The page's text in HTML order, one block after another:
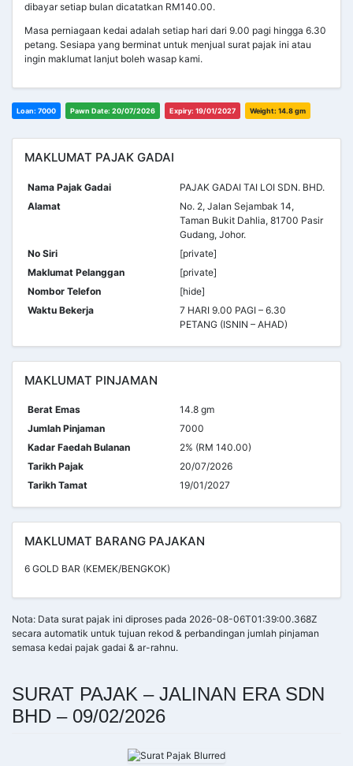
dibayar setiap bulan dicatatkan RM140.00.
Masa perniagaan kedai adalah setiap hari dari 9.00 pagi hingga 6.30
petang. Sesiapa yang berminat untuk menjual surat pajak ini atau
ingin maklumat lanjut boleh wasap kami.
Loan: 7000 Pawn Date: 20/07/2026 Expiry: 19/01/2027 Weight: 14.8 gm
MAKLUMAT PAJAK GADAI
Nama Pajak Gadai
PAJAK GADAI TAI LOI SDN. BHD.
Alamat
No. 2, Jalan Sejambak 14,
Taman Bukit Dahlia, 81700 Pasir
Gudang, Johor.
No Siri
[private]
Maklumat Pelanggan
[private]
Nombor Telefon
[hide]
Waktu Bekerja
7 HARI 9.00 PAGI – 6.30
PETANG (ISNIN – AHAD)
MAKLUMAT PINJAMAN
Berat Emas
14.8 gm
Jumlah Pinjaman
7000
Kadar Faedah Bulanan
2% (RM 140.00)
Tarikh Pajak
20/07/2026
Tarikh Tamat
19/01/2027
MAKLUMAT BARANG PAJAKAN
6 GOLD BAR (KEMEK/BENGKOK)
Nota: Data surat pajak ini diproses pada 2026-08-06T01:39:00.368Z
secara automatik untuk tujuan rekod & perbandingan jumlah pinjaman
semasa kedai pajak gadai & ar-rahnu.
SURAT PAJAK – JALINAN ERA SDN
BHD – 09/02/2026